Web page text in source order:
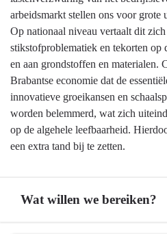
arbeidsmarkt stellen ons voor grote
Op nationaal niveau vertaalt dit
stikstofproblematiek en tekorten op
en aan grondstoffen en materialen.
Brabantse economie dat de
innovatieve groeikansen en
worden belemmerd, wat zich
op de algehele leefbaarheid.
een extra tand bij te zetten.
Wat willen we bereiken?